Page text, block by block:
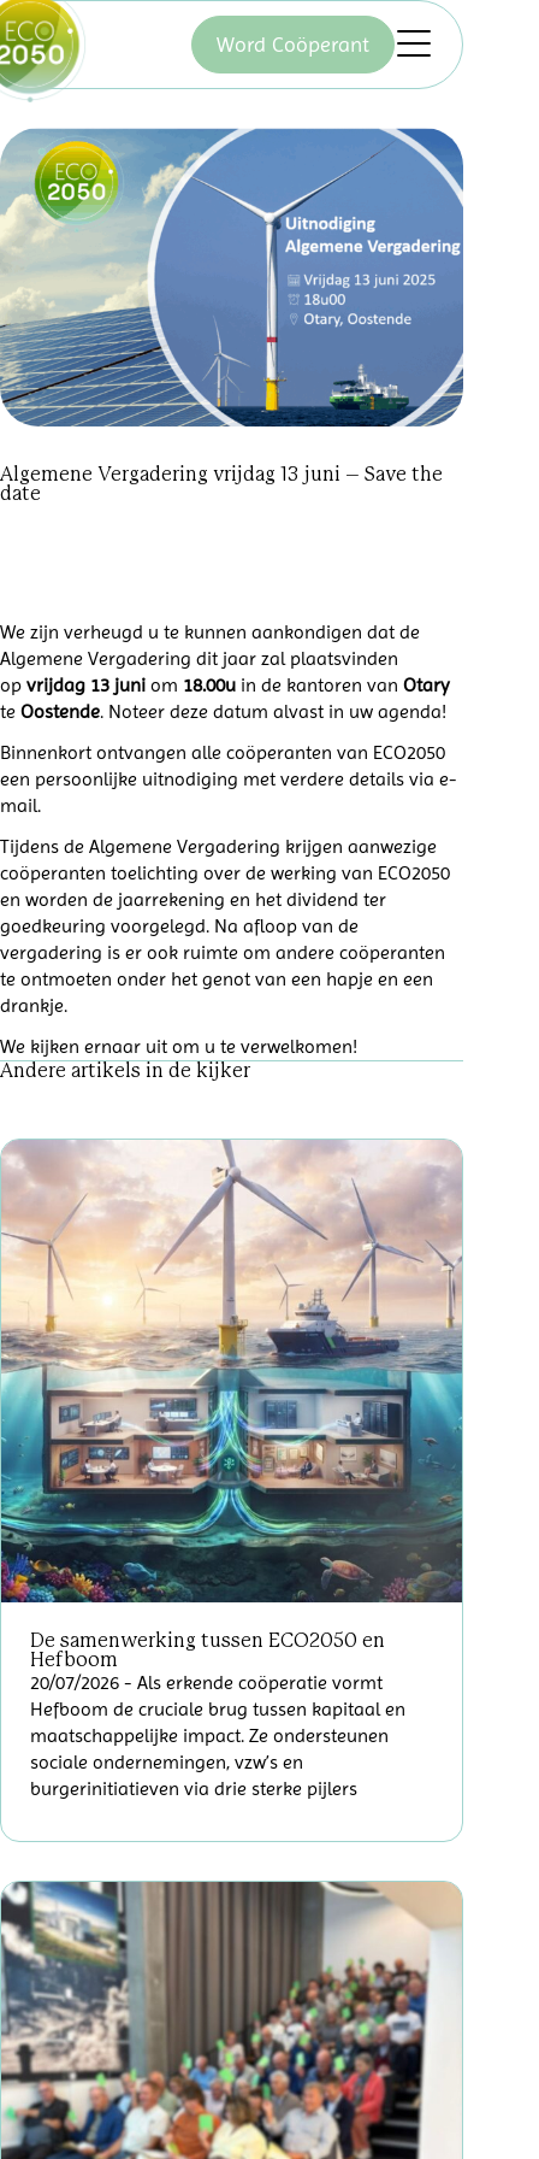
Word Coöperant
Algemene Vergadering vrijdag 13 juni – Save the
date
We zijn verheugd u te kunnen aankondigen dat de
Algemene Vergadering dit jaar zal plaatsvinden
op vrijdag 13 juni om 18.00u in de kantoren van Otary
te Oostende. Noteer deze datum alvast in uw agenda!
Binnenkort ontvangen alle coöperanten van ECO2050
een persoonlijke uitnodiging met verdere details via e-
mail.
Tijdens de Algemene Vergadering krijgen aanwezige
coöperanten toelichting over de werking van ECO2050
en worden de jaarrekening en het dividend ter
goedkeuring voorgelegd. Na afloop van de
vergadering is er ook ruimte om andere coöperanten
te ontmoeten onder het genot van een hapje en een
drankje.
We kijken ernaar uit om u te verwelkomen!
Andere artikels in de kijker
De samenwerking tussen ECO2050 en
Hefboom
20/07/2026 - Als erkende coöperatie vormt
Hefboom de cruciale brug tussen kapitaal en
maatschappelijke impact. Ze ondersteunen
sociale ondernemingen, vzw’s en
burgerinitiatieven via drie sterke pijlers